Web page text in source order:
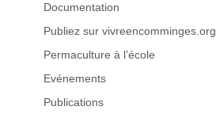
Documentation
Publiez sur vivreencomminges.org
Permaculture à l’école
Evénements
Publications